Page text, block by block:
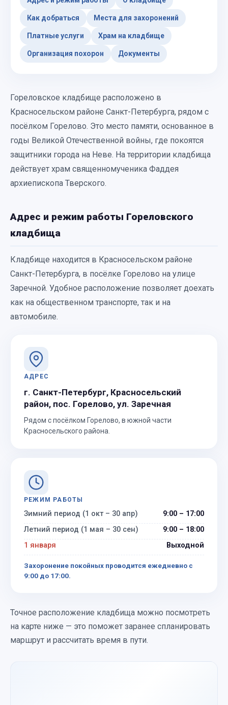
Как добраться Места для захоронений
Платные услуги Храм на кладбище
Организация похорон Документы
Гореловское кладбище расположено в
Красносельском районе Санкт-Петербурга, рядом с
посёлком Горелово. Это место памяти, основанное в
годы Великой Отечественной войны, где покоятся
защитники города на Неве. На территории кладбища
действует храм священномученика Фаддея
архиепископа Тверского.
Адрес и режим работы Гореловского
кладбища
Кладбище находится в Красносельском районе
Санкт-Петербурга, в посёлке Горелово на улице
Заречной. Удобное расположение позволяет доехать
как на общественном транспорте, так и на
автомобиле.
АДРЕС
г. Санкт-Петербург, Красносельский
район, пос. Горелово, ул. Заречная
Рядом с посёлком Горелово, в южной части
Красносельского района.
РЕЖИМ РАБОТЫ
Зимний период (1 окт – 30 апр)
9:00 – 17:00
Летний период (1 мая – 30 сен)
9:00 – 18:00
1 января
Выходной
Захоронение покойных проводится ежедневно с
9:00 до 17:00.
Точное расположение кладбища можно посмотреть
на карте ниже — это поможет заранее спланировать
маршрут и рассчитать время в пути.